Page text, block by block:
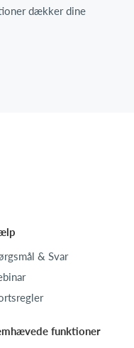
dækker dine
& Svar
funktioner